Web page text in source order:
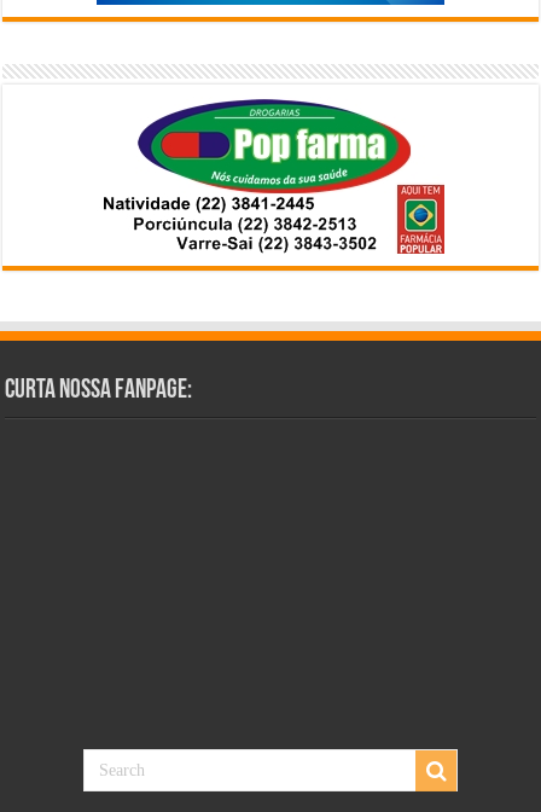
Curta Nossa Fanpage: